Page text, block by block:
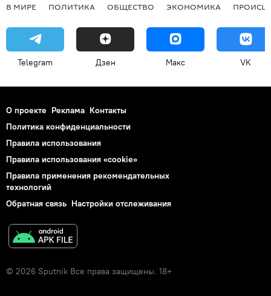
В МИРЕ ПОЛИТИКА ОБЩЕСТВО ЭКОНОМИКА
Telegram Дзен Макс VK
О проекте Реклама Контакты
Политика конфиденциальности
Правила использования
Правила использования «cookie»
Правила применения рекомендательных
технологий
Обратная связь Настройки отслеживания
© 2026 Sputnik Все права защищены. 18+